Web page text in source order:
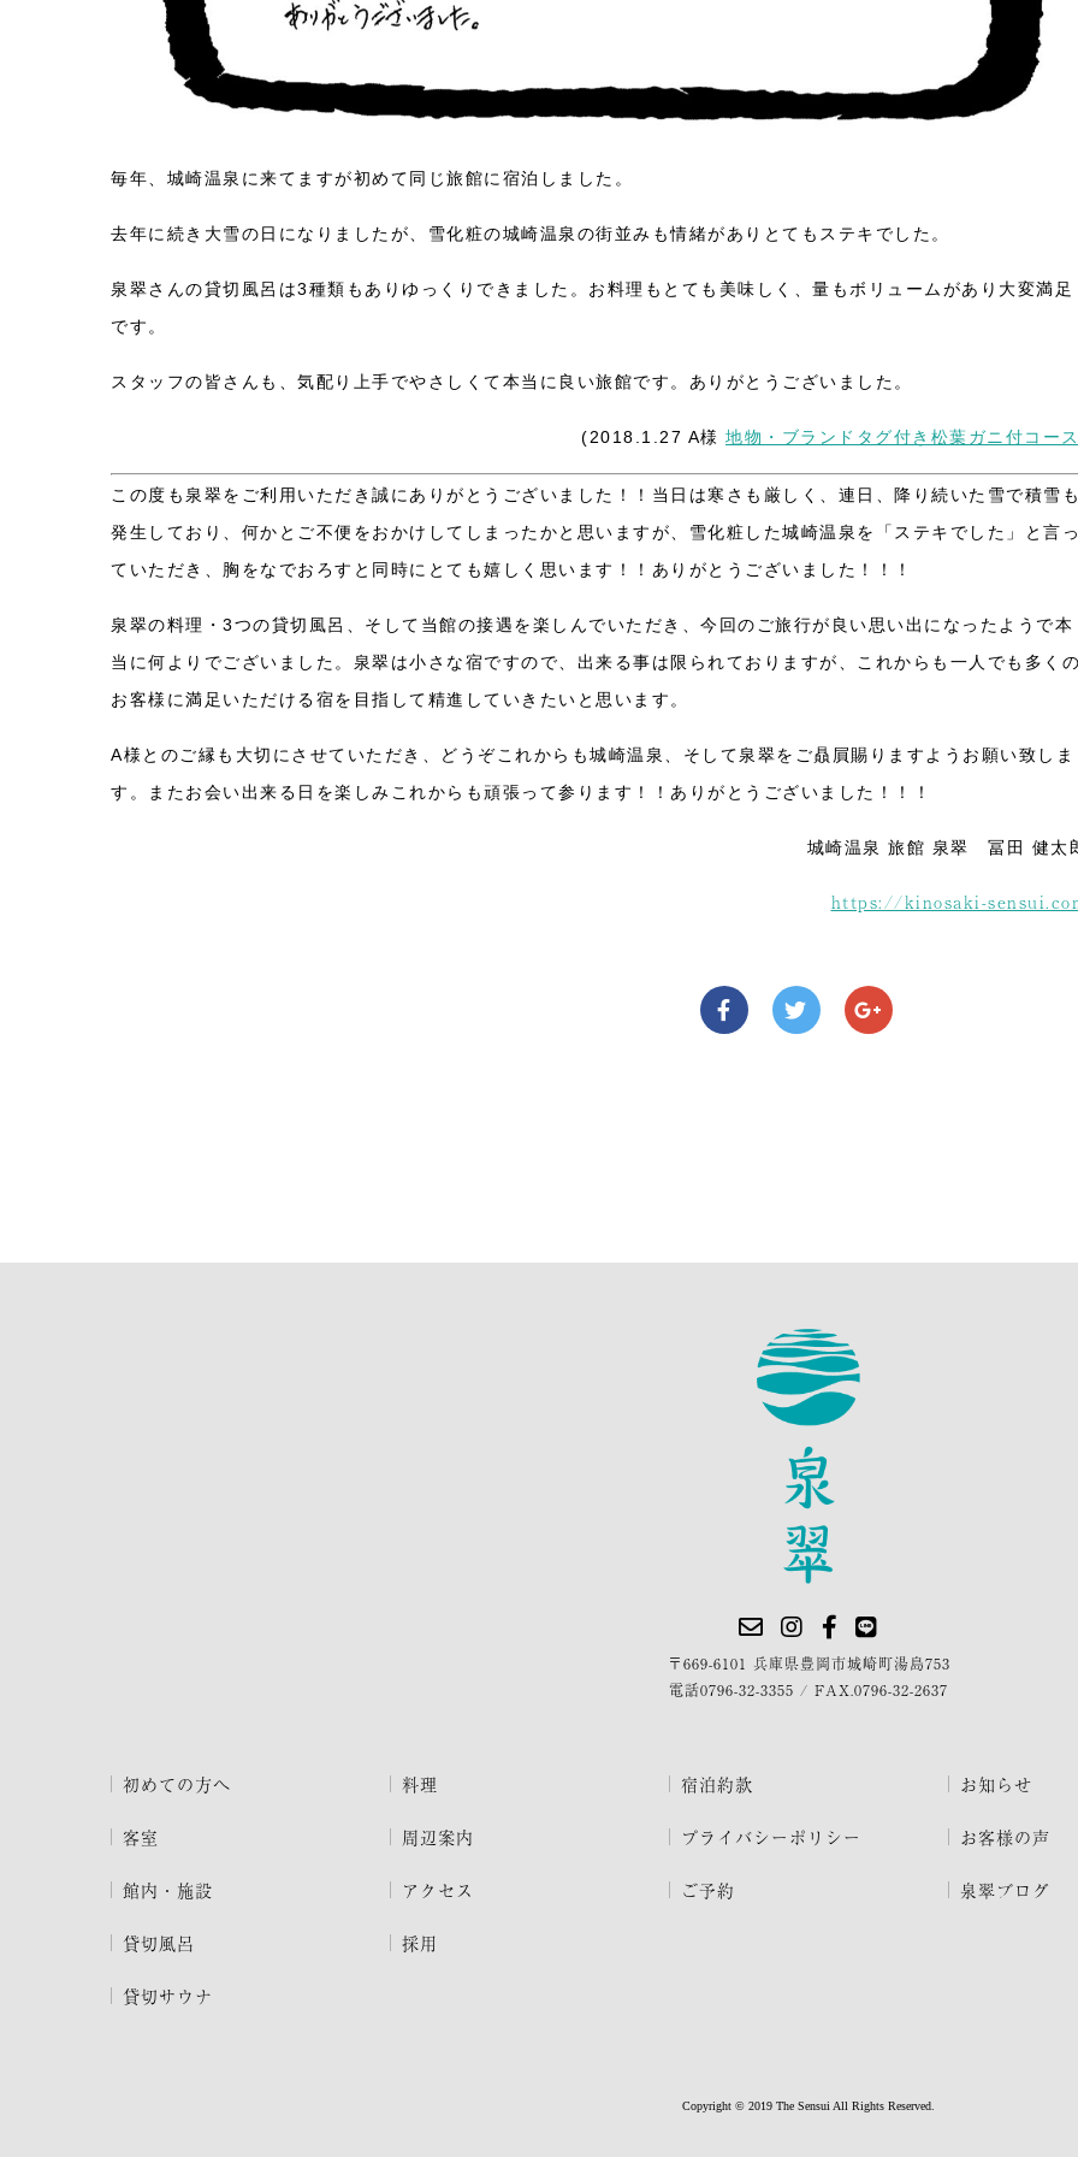
毎年、城崎温泉に来てますが初めて同じ旅館に宿泊しました。
去年に続き大雪の日になりましたが、雪化粧の城崎温泉の街並みも情緒がありとてもステキでした。
泉翠さんの貸切風呂は3種類もありゆっくりできました。お料理もとても美味しく、量もボリュームがあり大変満足
です。
スタッフの皆さんも、気配り上手でやさしくて本当に良い旅館です。ありがとうございました。
(2018.1.27 A様 地物・ブランドタグ付き松葉ガニ付コース
この度も泉翠をご利用いただき誠にありがとうございました！！当日は寒さも厳しく、連日、降り続いた雪で積雪も
発生しており、何かとご不便をおかけしてしまったかと思いますが、雪化粧した城崎温泉を「ステキでした」と言っ
ていただき、胸をなでおろすと同時にとても嬉しく思います！！ありがとうございました！！！
泉翠の料理・3つの貸切風呂、そして当館の接遇を楽しんでいただき、今回のご旅行が良い思い出になったようで本
当に何よりでございました。泉翠は小さな宿ですので、出来る事は限られておりますが、これからも一人でも多くの
お客様に満足いただける宿を目指して精進していきたいと思います。
A様とのご縁も大切にさせていただき、どうぞこれからも城崎温泉、そして泉翠をご贔屓賜りますようお願い致しま
す。またお会い出来る日を楽しみこれからも頑張って参ります！！ありがとうございました！！！
城崎温泉 旅館 泉翠 冨田 健太
https://kinosaki-
〒669-6101 兵庫県豊岡市城崎町湯島753
電話0796-32-3355 / FAX.0796-32-2637
初めての方へ
客室
館内・施設
貸切風呂
貸切サウナ
料理
周辺案内
アクセス
採用
宿泊約款
プライバシーポリシー
ご予約
お知らせ
お客様の声
泉翠ブログ
Copyright © 2019 The Sensui All Rights Reserved.